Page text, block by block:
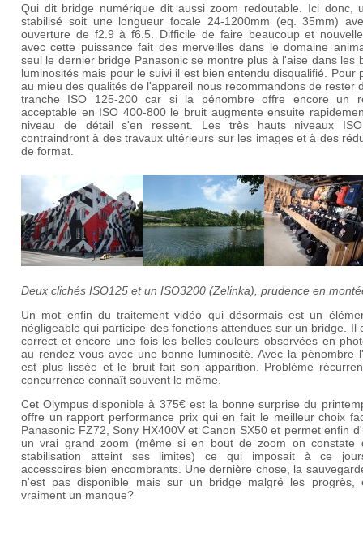
Qui dit bridge numérique dit aussi zoom redoutable. Ici donc,
stabilisé soit une longueur focale 24-1200mm (eq. 35mm)
ouverture de f2.9 à f6.5. Difficile de faire beaucoup et
avec cette puissance fait des merveilles dans le domaine
seul le dernier bridge Panasonic se montre plus à l'aise dans les
luminosités mais pour le suivi il est bien entendu disqualifié. Pour
au mieu des qualités de l'appareil nous recommandons de rester
tranche ISO 125-200 car si la pénombre offre encore un
acceptable en ISO 400-800 le bruit augmente ensuite
niveau de détail s'en ressent. Les très hauts niveaux
contraindront à des travaux ultérieurs sur les images et à des
de format.
Deux clichés ISO125 et un ISO3200 (Zelinka), prudence en
Un mot enfin du traitement vidéo qui désormais est un
négligeable qui participe des fonctions attendues sur un bridge. Il
correct et encore une fois les belles couleurs observées en
au rendez vous avec une bonne luminosité. Avec la pénombre
est plus lissée et le bruit fait son apparition. Problème
concurrence connaît souvent le même.
Cet Olympus disponible à 375€ est la bonne surprise du
offre un rapport performance prix qui en fait le meilleur choix
Panasonic FZ72, Sony HX400V et Canon SX50 et permet enfin
un vrai grand zoom (même si en bout de zoom on constate
stabilisation atteint ses limites) ce qui imposait à ce
accessoires bien encombrants. Une dernière chose, la
n'est pas disponible mais sur un bridge malgré les progrès,
vraiment un manque?